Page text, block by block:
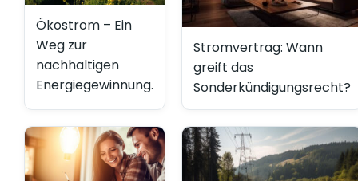
Ökostrom – Ein
Weg zur
nachhaltigen
Energiegewinnung.
Stromvertrag: Wann
greift das
Sonderkündigungsrecht?